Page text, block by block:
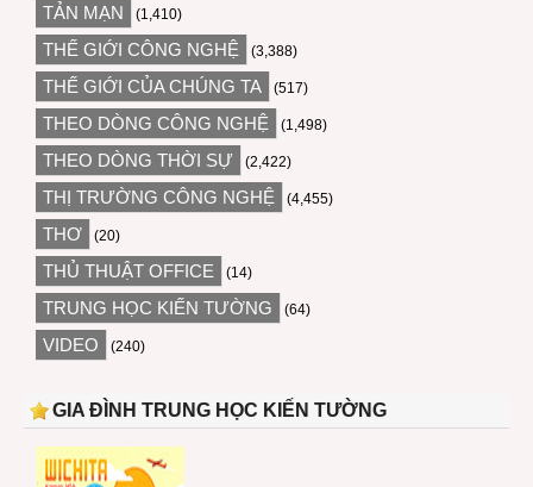
TẢN MẠN (1,410)
THẾ GIỚI CÔNG NGHỆ (3,388)
THẾ GIỚI CỦA CHÚNG TA (517)
THEO DÒNG CÔNG NGHỆ (1,498)
THEO DÒNG THỜI SỰ (2,422)
THỊ TRƯỜNG CÔNG NGHỆ (4,455)
THƠ (20)
THỦ THUẬT OFFICE (14)
TRUNG HỌC KIẾN TƯỜNG (64)
VIDEO (240)
GIA ĐÌNH TRUNG HỌC KIẾN TƯỜNG